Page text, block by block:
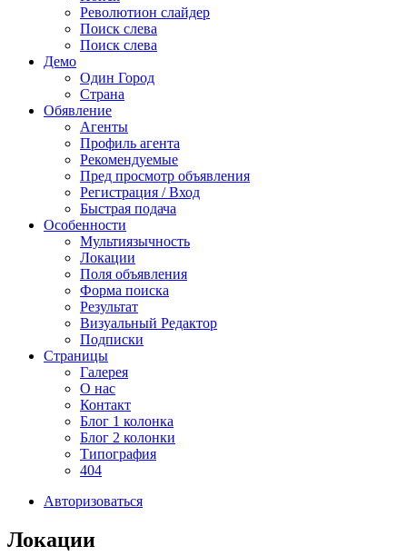
Револютион слайдер
Поиск слева
Поиск слева
Демо
Один Город
Страна
Обявление
Агенты
Профиль агента
Рекомендуемые
Пред просмотр объявления
Регистрация / Вход
Быстрая подача
Особенности
Мультиязычность
Локации
Поля объявления
Форма поиска
Результат
Визуальный Редактор
Подписки
Страницы
Галерея
О нас
Контакт
Блог 1 колонка
Блог 2 колонки
Типография
404
Авторизоваться
Локации